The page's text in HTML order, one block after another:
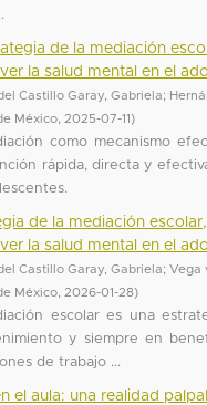
de la mediación
la salud mental en el
Castillo Garay, Gabriela;
México
2025-07-11)
como mecanismo
rápida, directa y
de la mediación
la salud mental en el
Castillo Garay, Gabriela;Vega
México
2026-01-28)
escolar es una
y siempre en
de trabajo ...
el aula: una realidad